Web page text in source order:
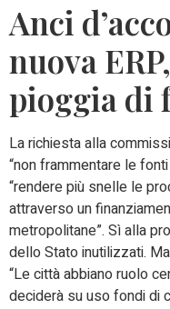
Anci
nuova
pioggia di
La richiesta alla
“non frammentare le
“rendere più snelle le
attraverso un
metropolitane”. Sì alla
dello Stato inutilizzati.
“Le città abbiano ruolo
deciderà su uso fondi di